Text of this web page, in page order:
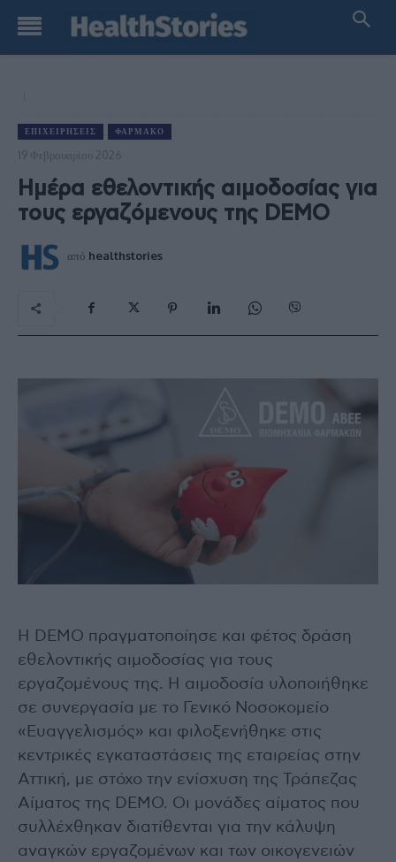
ΕΠΙΧΕΙΡΉΣΕΙΣ ΦΆΡΜΑΚΟ
19 Φεβρουαρίου 2026
Ημέρα εθελοντικής αιμοδοσίας για
τους εργαζόμενους της DEMO
από healthstories
Η DEMO πραγματοποίησε και φέτος δράση
εθελοντικής αιμοδοσίας για τους
εργαζομένους της. Η αιμοδοσία υλοποιήθηκε
σε συνεργασία με το Γενικό Νοσοκομείο
«Ευαγγελισμός» και φιλοξενήθηκε στις
κεντρικές εγκαταστάσεις της εταιρείας στην
Αττική, με στόχο την ενίσχυση της Τράπεζας
Αίματος της DEMO. Οι μονάδες αίματος που
συλλέχθηκαν διατίθενται για την κάλυψη
αναγκών εργαζομένων και των οικογενειών